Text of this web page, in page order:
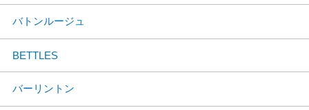
バトンルージュ
BETTLES
バーリントン